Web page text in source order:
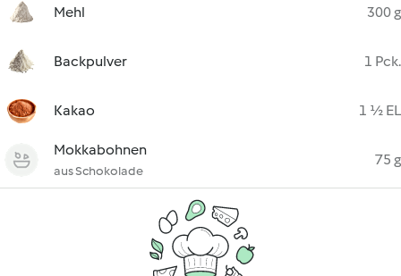
Mehl 300 g
Backpulver 1 Pck.
Kakao 1 ½ EL
Mokkabohnen
aus Schokolade
75 g